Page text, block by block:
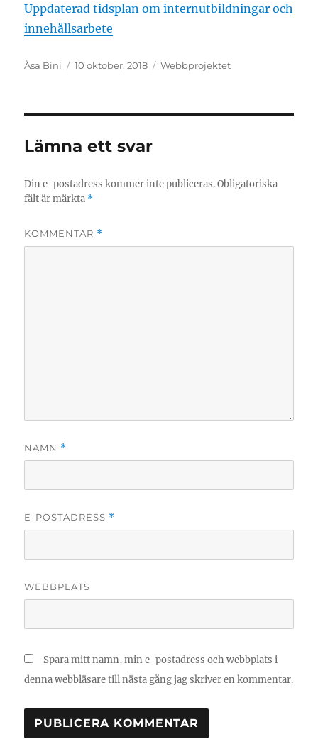
Uppdaterad tidsplan om internutbildningar och
innehållsarbete
Författare
Åsa Bini Postat
10 oktober, 2018 Kategorier
Webbprojektet
Lämna ett svar
Din e-postadress kommer inte publiceras. Obligatoriska
fält är märkta *
KOMMENTAR *
NAMN *
E-POSTADRESS *
WEBBPLATS
Spara mitt namn, min e-postadress och webbplats i
denna webbläsare till nästa gång jag skriver en kommentar.